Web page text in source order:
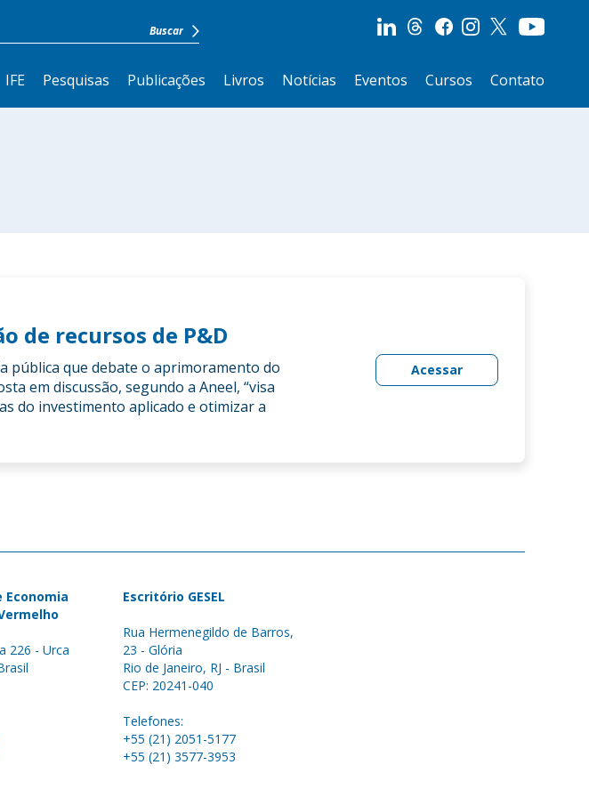
IFE Pesquisas Publicações Livros Notícias Eventos Cursos Contato
de recursos de P&D
pública que debate o aprimoramento do
em discussão, segundo a Aneel, “visa
do investimento aplicado e otimizar a
Acessar
Economia
226 - Urca
Escritório GESEL
Rua Hermenegildo de Barros,
23 - Glória
Rio de Janeiro, RJ - Brasil
CEP: 20241-040
Telefones:
+55 (21) 2051-5177
+55 (21) 3577-3953